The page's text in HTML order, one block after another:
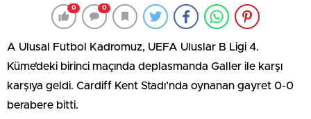
0 0
A Ulusal Futbol Kadromuz, UEFA Uluslar B Ligi 4.
Küme’deki birinci maçında deplasmanda Galler ile karşı
karşıya geldi. Cardiff Kent Stadı’nda oynanan gayret 0-0
berabere bitti.